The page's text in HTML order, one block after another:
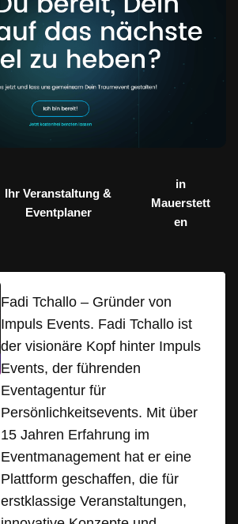
Ihr Veranstaltung &
Eventplaner
in
Mauerstett
en
Fadi Tchallo – Gründer von
Impuls Events. Fadi Tchallo ist
der visionäre Kopf hinter Impuls
Events, der führenden
Eventagentur für
Persönlichkeitsevents. Mit über
15 Jahren Erfahrung im
Eventmanagement hat er eine
Plattform geschaffen, die für
erstklassige Veranstaltungen,